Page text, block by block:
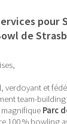
pour
de
verdoyant et
team-building
Parc
100 % bowling